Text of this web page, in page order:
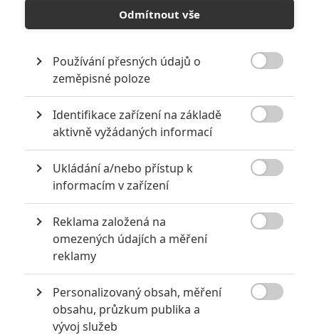
Joel Kinnaman
Gary Oldman
Herec
Jason Clarke
Herec
Tom Hardy
Herec
Vincent Cassel
Herec
Charles Dance
Noomi Rapace
Herec
*/10
Nerecenzováno
*/10
Zatím nehodnoceno
Odmítnout vše
Používání přesných údajů o
zeměpisné poloze
Identifikace zařízení na základě
aktivně vyžádaných informací
Ukládání a/nebo přístup k
informacím v zařízení
Reklama založená na
omezených údajích a měření
reklamy
Personalizovaný obsah, měření
obsahu, průzkum publika a
vývoj služeb